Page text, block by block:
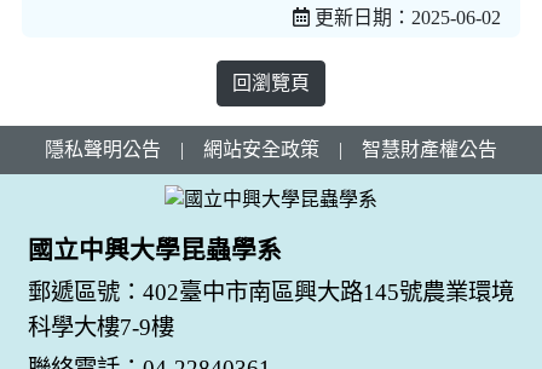
更新日期：2025-06-02
回瀏覽頁
隱私聲明公告 | 網站安全政策 | 智慧財產權公告
國立中興大學昆蟲學系
郵遞區號：402臺中市南區興大路145號農業環境
科學大樓7-9樓